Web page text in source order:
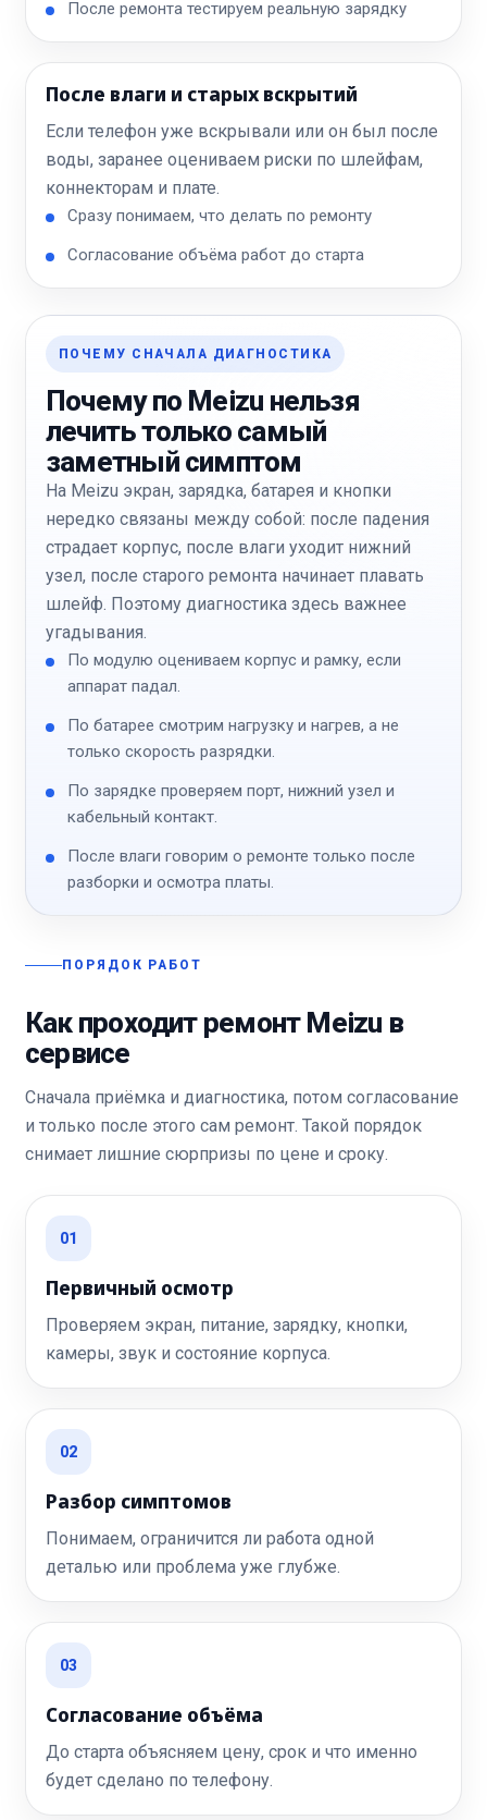
После ремонта тестируем реальную зарядку
После влаги и старых вскрытий
Если телефон уже вскрывали или он был после
воды, заранее оцениваем риски по шлейфам,
коннекторам и плате.
Сразу понимаем, что делать по ремонту
Согласование объёма работ до старта
ПОЧЕМУ СНАЧАЛА ДИАГНОСТИКА
Почему по Meizu нельзя
лечить только самый
заметный симптом
На Meizu экран, зарядка, батарея и кнопки
нередко связаны между собой: после падения
страдает корпус, после влаги уходит нижний
узел, после старого ремонта начинает плавать
шлейф. Поэтому диагностика здесь важнее
угадывания.
По модулю оцениваем корпус и рамку, если
аппарат падал.
По батарее смотрим нагрузку и нагрев, а не
только скорость разрядки.
По зарядке проверяем порт, нижний узел и
кабельный контакт.
После влаги говорим о ремонте только после
разборки и осмотра платы.
ПОРЯДОК РАБОТ
Как проходит ремонт Meizu в
сервисе
Сначала приёмка и диагностика, потом согласование
и только после этого сам ремонт. Такой порядок
снимает лишние сюрпризы по цене и сроку.
01
Первичный осмотр
Проверяем экран, питание, зарядку, кнопки,
камеры, звук и состояние корпуса.
02
Разбор симптомов
Понимаем, ограничится ли работа одной
деталью или проблема уже глубже.
03
Согласование объёма
До старта объясняем цену, срок и что именно
будет сделано по телефону.